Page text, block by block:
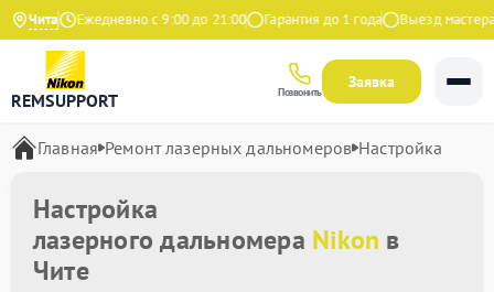
ЧитаЕжедневно с 9:00 до 21:00 Гарантия до 1 года Выезд мастера
REMSUPPORT Позвонить
Заявка
Главная Ремонт лазерных дальномеров Настройка
Настройка
лазерного дальномера Nikon в
Чите